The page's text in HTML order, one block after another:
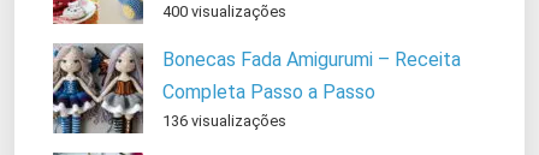
400 visualizações
Bonecas Fada Amigurumi – Receita
Completa Passo a Passo
136 visualizações